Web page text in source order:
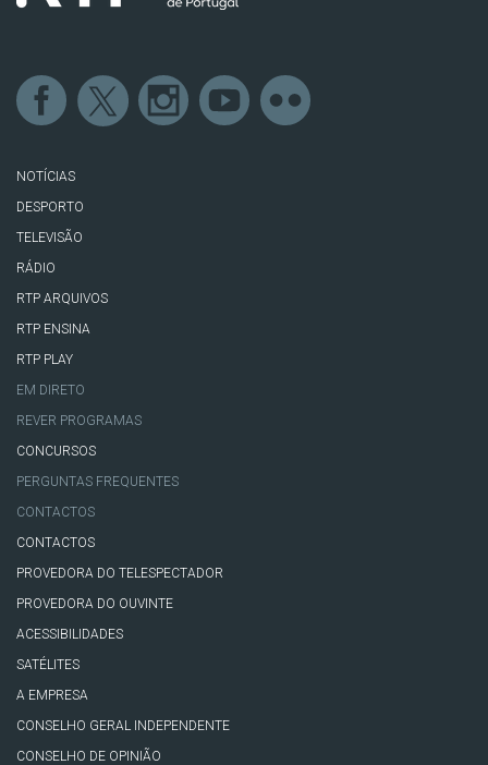
NOTÍCIAS
DESPORTO
TELEVISÃO
RÁDIO
RTP ARQUIVOS
RTP ENSINA
RTP PLAY
EM DIRETO
REVER PROGRAMAS
CONCURSOS
PERGUNTAS FREQUENTES
CONTACTOS
CONTACTOS
PROVEDORA DO TELESPECTADOR
PROVEDORA DO OUVINTE
ACESSIBILIDADES
SATÉLITES
A EMPRESA
CONSELHO GERAL INDEPENDENTE
CONSELHO DE OPINIÃO